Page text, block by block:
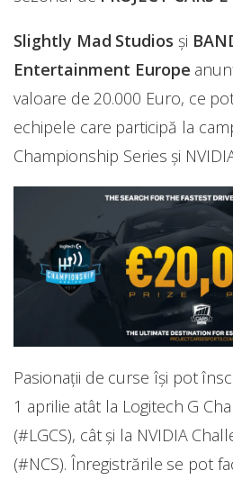
Slightly Mad Studios și
Entertainment Europe
valoare de 20.000 Euro, ce
echipele care participă la
Championship Series și
Pasionații de curse își pot
1 aprilie atât la Logitech G
(#LGCS), cât și la NVIDIA
(#NCS). Înregistrările se pot